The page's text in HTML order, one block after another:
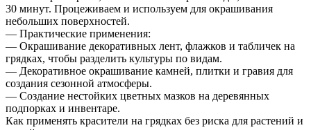
30 минут. Процеживаем и используем для окрашивания
небольших поверхностей.
— Практические применения:
— Окрашивание декоративных лент, флажков и табличек на
грядках, чтобы разделить культуры по видам.
— Декоративное окрашивание камней, плитки и гравия для
создания сезонной атмосферы.
— Создание нестойких цветных мазков на деревянных
подпорках и инвентаре.
Как применять красители на грядках без риска для растений и